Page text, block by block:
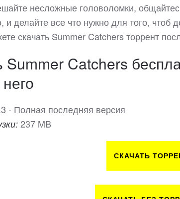
несложные головоломки,
и делайте все что нужно для того, чтоб
скачать Summer Catchers торрент
Summer Catchers
- Полная последняя версия
237 MB
СКАЧАТЬ